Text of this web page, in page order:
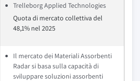
Trelleborg Applied Technologies
Quota di mercato collettiva del
48,1% nel 2025
Il mercato dei Materiali Assorbenti
Radar si basa sulla capacità di
sviluppare soluzioni assorbenti